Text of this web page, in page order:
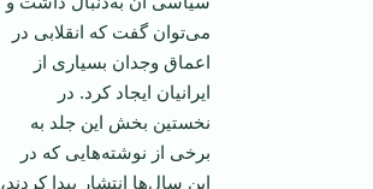
می‌توان‌ گفت‌ كه‌ انقلابی‌ در
اعماق‌ وجدان‌ بسیاری‌ از
ایرانیان ‌ایجاد كرد. در
نخستین‌ بخش‌ این‌ جلد به‌
برخی‌ از نوشته‌هایی‌ كه‌ در
این‌ سال‌ها انتشار پیدا كردند،